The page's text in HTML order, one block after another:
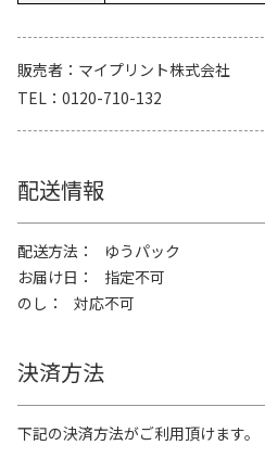
販売者
マイプリント株式会社
TEL
0120-710-132
配送情報
配送方法
ゆうパック
お届け日
指定不可
のし
対応不可
決済方法
下記の決済方法がご利用頂けます。